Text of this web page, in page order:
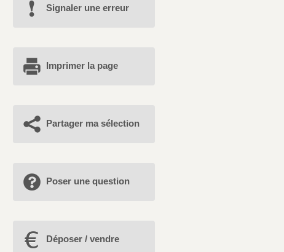
Signaler une erreur
Imprimer la page
Partager ma sélection
Poser une question
Déposer / vendre